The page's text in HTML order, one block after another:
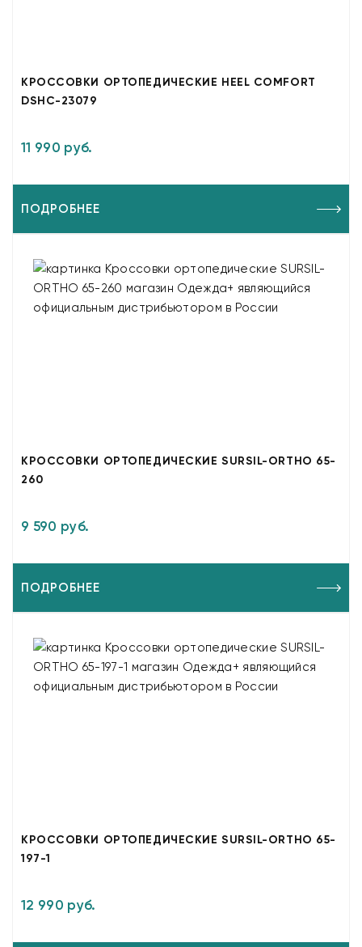
КРОССОВКИ ОРТОПЕДИЧЕСКИЕ HEEL COMFORT
DSHC-23079
11 990 руб.
ПОДРОБНЕЕ
КРОССОВКИ ОРТОПЕДИЧЕСКИЕ SURSIL-ORTHO 65-
260
9 590 руб.
ПОДРОБНЕЕ
КРОССОВКИ ОРТОПЕДИЧЕСКИЕ SURSIL-ORTHO 65-
197-1
12 990 руб.